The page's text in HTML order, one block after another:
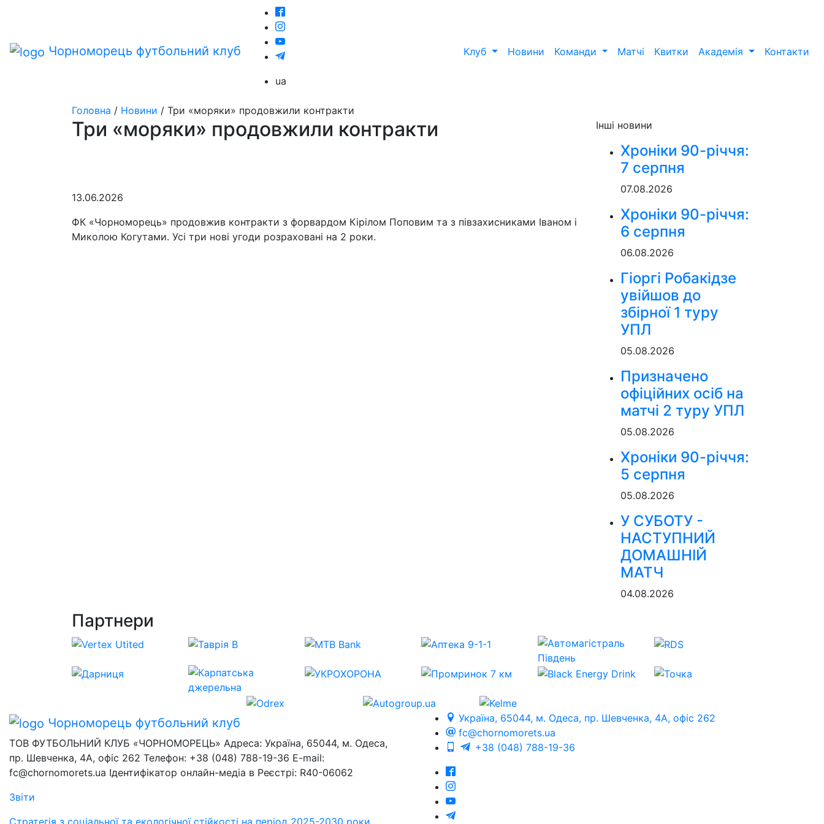
Чорноморець футбольний клуб
ua
Клуб Новини Команди Матчі Квитки Академія Контакти
Головна / Новини / Три «моряки» продовжили контракти
Три «моряки» продовжили контракти
13.06.2026
ФК «Чорноморець» продовжив контракти з форвардом Кірілом Поповим та з півзахисниками Іваном і
Миколою Когутами. Усі три нові угоди розраховані на 2 роки.
Інші новини
Хроніки 90-річчя:
7 серпня
07.08.2026
Хроніки 90-річчя:
6 серпня
06.08.2026
Гіоргі Робакідзе
увійшов до
збірної 1 туру
УПЛ
05.08.2026
Призначено
офіційних осіб на
матчі 2 туру УПЛ
05.08.2026
Хроніки 90-річчя:
5 серпня
05.08.2026
У СУБОТУ -
НАСТУПНИЙ
ДОМАШНІЙ
МАТЧ
04.08.2026
Партнери
Чорноморець футбольний клуб
ТОВ ФУТБОЛЬНИЙ КЛУБ «ЧОРНОМОРЕЦЬ» Адреса: Україна, 65044, м. Одеса,
пр. Шевченка, 4А, офіс 262 Телефон: +38 (048) 788-19-36 E-mail:
fc@chornomorets.ua Ідентифікатор онлайн-медіа в Реєстрі: R40-06062
Звіти
Україна, 65044, м. Одеса, пр. Шевченка, 4А, офіс 262
fc@chornomorets.ua
+38 (048) 788-19-36